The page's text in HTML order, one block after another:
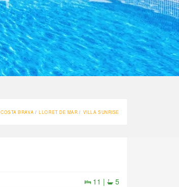
COSTA BRAVA LLORET DE MAR VILLA SUNRISE
11 |
5